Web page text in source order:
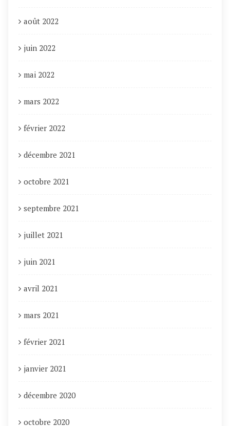
août 2022
juin 2022
mai 2022
mars 2022
février 2022
décembre 2021
octobre 2021
septembre 2021
juillet 2021
juin 2021
avril 2021
mars 2021
février 2021
janvier 2021
décembre 2020
octobre 2020